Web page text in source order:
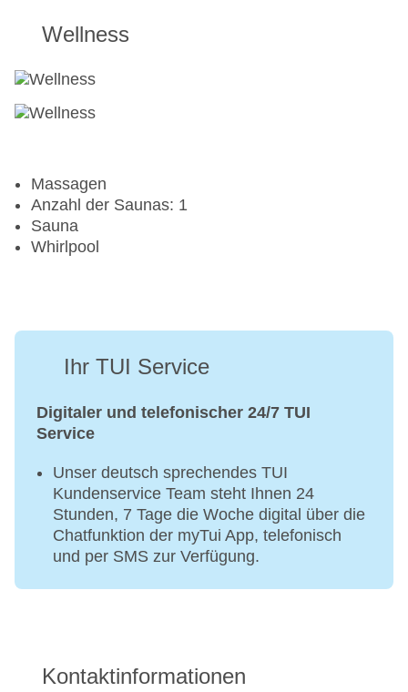
Windsurfen
Beachvolleyball
Fitnessraum
Wellness
Massagen
Anzahl der Saunas: 1
Sauna
Whirlpool
Ihr TUI Service
Digitaler und telefonischer 24/7 TUI
Service
Unser deutsch sprechendes TUI
Kundenservice Team steht Ihnen 24
Stunden, 7 Tage die Woche digital über die
Chatfunktion der myTui App, telefonisch
und per SMS zur Verfügung.
Kontaktinformationen